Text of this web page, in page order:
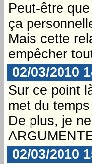
Peut-être
ça
Mais cette
empêcher
02/03/2010
Sur ce point
met du
De plus, je
02/03/2010